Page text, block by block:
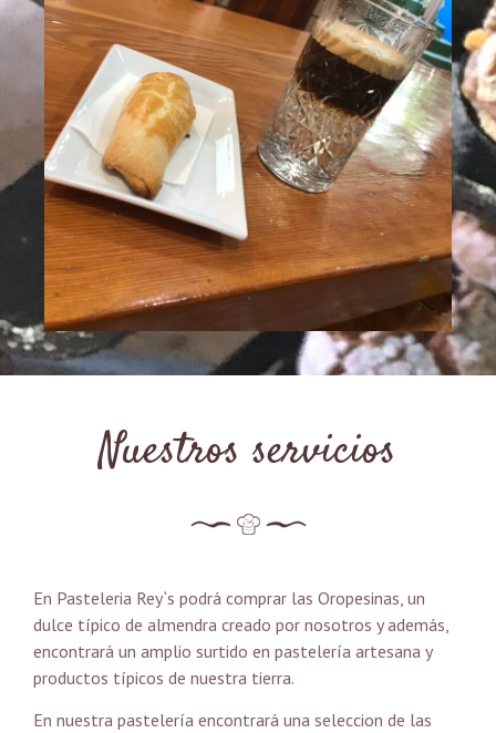
Nuestros servicios
En Pasteleria Rey`s podrá comprar las Oropesinas, un
dulce típico de almendra creado por nosotros y además,
encontrará un amplio surtido en pastelería artesana y
productos típicos de nuestra tierra.
En nuestra pastelería encontrará una seleccion de las